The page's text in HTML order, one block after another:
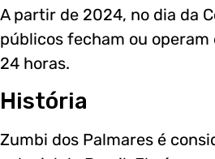
A partir de 2024, no dia da
públicos fecham ou
24 horas.
História
Zumbi dos Palmares é